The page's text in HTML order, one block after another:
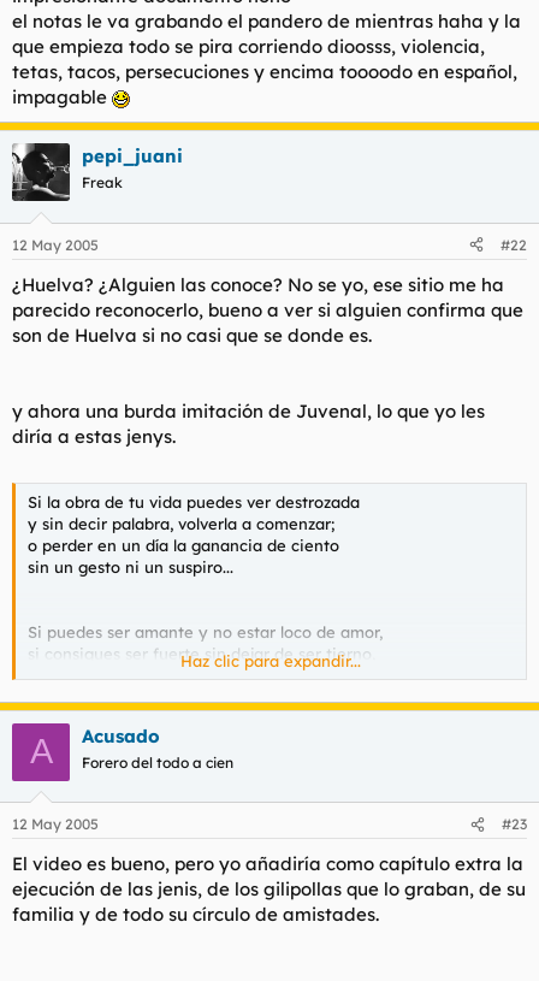
el notas le va grabando el pandero de mientras haha y la
que empieza todo se pira corriendo dioosss, violencia,
tetas, tacos, persecuciones y encima toooodo en español,
impagable
pepi_juani
Freak
12 May 2005 #22
¿Huelva? ¿Alguien las conoce? No se yo, ese sitio me ha
parecido reconocerlo, bueno a ver si alguien confirma que
son de Huelva si no casi que se donde es.
y ahora una burda imitación de Juvenal, lo que yo les
diría a estas jenys.
Si la obra de tu vida puedes ver destrozada
y sin decir palabra, volverla a comenzar;
o perder en un día la ganancia de ciento
sin un gesto ni un suspiro...
Si puedes ser amante y no estar loco de amor,
si consigues ser fuerte sin dejar de ser tierno,
y sintiéndote odiado, sin odiar a tu vez,
Si puedes soportar que falseen tus palabras
los pícaros para excitar a los tontos:
y oir cómo sus lenguas falaces te calumnian
sin que tú mismo mientas...
Si puedes seguir digno aunque seas popular;
si consigues ser pueblo y dar consejo a los reyes;
Haz clic para expandir...
A Acusado
Forero del todo a cien
12 May 2005 #23
El video es bueno, pero yo añadiría como capítulo extra la
ejecución de las jenis, de los gilipollas que lo graban, de su
familia y de todo su círculo de amistades.